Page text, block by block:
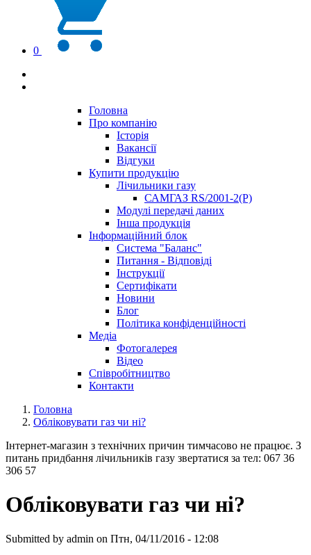
0
Головна
Про компанію
Історія
Вакансії
Відгуки
Купити продукцію
Лічильники газу
САМГАЗ RS/2001-2(Р)
Модулі передачі даних
Інша продукція
Інформаційний блок
Система "Баланс"
Питання - Відповіді
Інструкції
Сертифікати
Новини
Блог
Політика конфіденційності
Медіа
Фотогалерея
Відео
Співробітництво
Контакти
Головна
Обліковувати газ чи ні?
Інтернет-магазин з технічних причин тимчасово не працює. З
питань придбання лічильників газу звертатися за тел: 067 36
306 57
Обліковувати газ чи ні?
Submitted by admin on Птн, 04/11/2016 - 12:08